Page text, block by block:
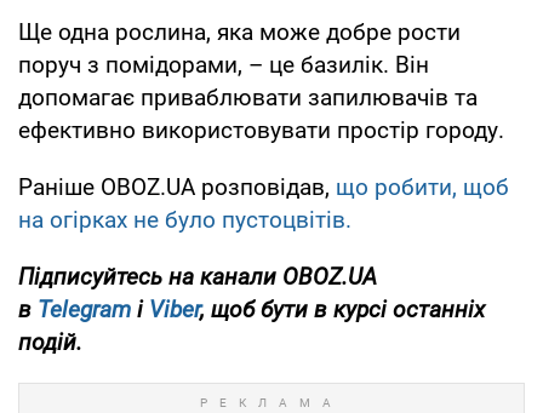
Ще одна рослина, яка може добре рости
поруч з помідорами, – це базилік. Він
допомагає приваблювати запилювачів та
ефективно використовувати простір городу.
Раніше OBOZ.UA розповідав, що робити, щоб
на огірках не було пустоцвітів.
Підписуйтесь на канали OBOZ.UA
в Telegram і Viber, щоб бути в курсі останніх
подій.